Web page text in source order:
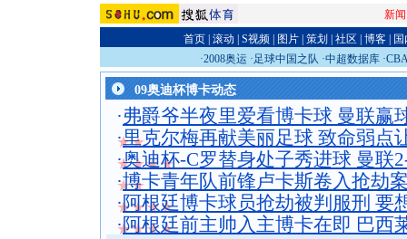
新闻
首页| 滚动 S视频| 图片| 策划 社区 博客|
国
·2008奥运 ·足球中国之队 ·中超数据库·
09奥迪杯博卡动态
·弗爵爷半夜里爱看博卡球 曼联赢
★★
·里克尔梅再献美丽足球 致命弱点
★★★★
·奥迪杯-C罗替身处子秀进球 曼联
★★
·博卡青年队前锋卢卡斯卷入抢劫
★★★★
·阿根廷博卡球员抢劫被判服刑 要
★★★★
·阿根廷前主帅入主博卡在即 巴西